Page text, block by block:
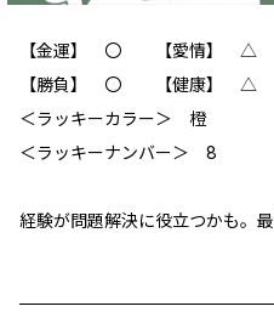
【金運】 ‪〇 【愛情】 ‪△
【勝負】 〇 【健康】 ‪△
＜ラッキーカラー＞ 橙
＜ラッキーナンバー＞ 8
経験が問題解決に役立つかも。